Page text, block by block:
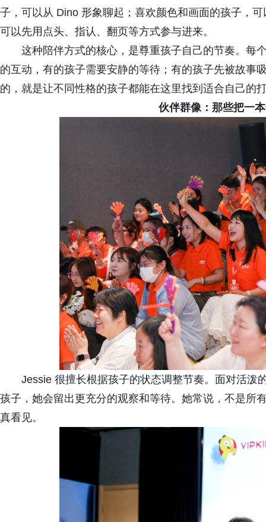
子，可以从 Dino 形象聊起；喜欢颜色和画面的孩子，
可以先用点头、指认、翻页等方式参与进来。
这种陪伴方式的核心，是尊重孩子自己的节奏。每
的互动，有的孩子需要安静的等待；有的孩子先被故事
的，就是让不同性格的孩子都能在这里找到适合自己的
伙伴群像：那些把一
Jessie 很擅长根据孩子的状态调整节奏。面对活泼
孩子，她会留出更充分的观察和等待。她常说，不是所
真看见。